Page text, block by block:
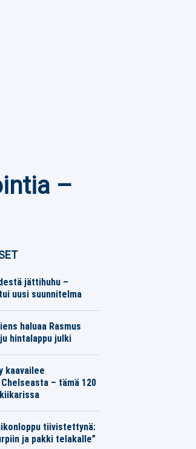
–
jättihuhu –
uusi suunnitelma
haluaa Rasmus
hintalappu julki
kaavailee
– tämä 120
tiivistettynä:
ja pakki telakalle”